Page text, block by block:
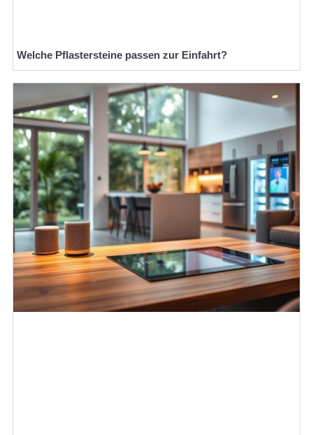
Welche Pflastersteine passen zur Einfahrt?